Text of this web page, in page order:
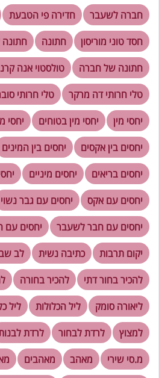
חברה לשעבר
חדירה פי הטבעת
חסד טוני מוריסון
חתונה
חתונה של חברה
טולסטוי אנה
טלי חרותי דה מרקר
טלי חרותי
יחסי מין
יחסי מין בטוחים יחסי
יחסים בין אקסים
יחסים בין המינים
יחסים בריאים
יחסים מיניים
יחסים עם אקס
יחסים עם גבר נשוי
יחסים עם חבר לשעבר
יחסים
יקום תרבות
כתיבה נשית לב
להכיר בחור דתי
להכיר בחורה
ליאורה סומק
ליל הכלולות ליל
למצוץ
לרדת לבחור לרדת
מ.סי שירי
מאהב מאהבים